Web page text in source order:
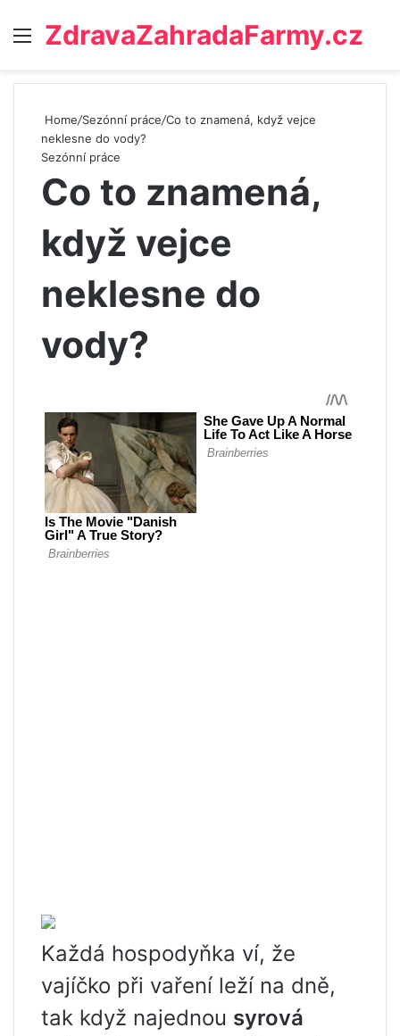
Menu
ZdravaZahradaFarmy.cz
Home/Sezónní práce/Co to znamená, když vejce
neklesne do vody?
Sezónní práce
Co to znamená,
když vejce
neklesne do
vody?
Každá hospodyňka ví, že
vajíčko při vaření leží na dně,
tak když najednou syrová